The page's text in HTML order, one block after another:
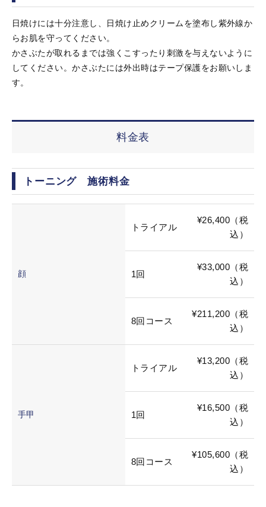
日焼けには十分注意し、日焼け止めクリームを塗布し紫外線か
らお肌を守ってください。
かさぶたが取れるまでは強くこすったり刺激を与えないように
してください。かさぶたには外出時はテープ保護をお願いしま
す。
料金表
トーニング 施術料金
顔
トライアル
¥26,400（税
込）
1回
¥33,000（税
込）
8回コース
¥211,200（税
込）
手甲
トライアル
¥13,200（税
込）
1回
¥16,500（税
込）
8回コース
¥105,600（税
込）